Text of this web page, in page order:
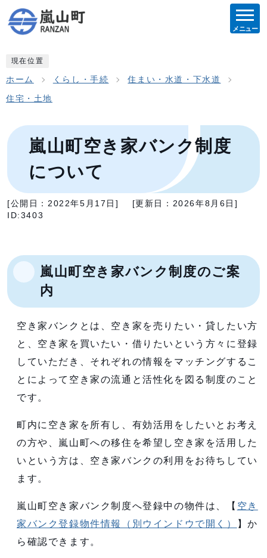
メニュー
現在位置
ホーム くらし・手続 住まい・水道・下水道
住宅・土地
嵐山町空き家バンク制度
について
[公開日： 2022年5月17日 ] [更新日： 2026年8月6日]
ID:3403
嵐山町空き家バンク制度のご案
内
空き家バンクとは、空き家を売りたい・貸したい方
と、空き家を買いたい・借りたいという方々に登録
していただき、それぞれの情報をマッチングするこ
とによって空き家の流通と活性化を図る制度のこと
です。
町内に空き家を所有し、有効活用をしたいとお考え
の方や、嵐山町への移住を希望し空き家を活用した
いという方は、空き家バンクの利用をお待ちしてい
ます。
嵐山町空き家バンク制度へ登録中の物件は、【 空き
家バンク登録物件情報
（別ウインドウで開く）
】か
ら確認できます。